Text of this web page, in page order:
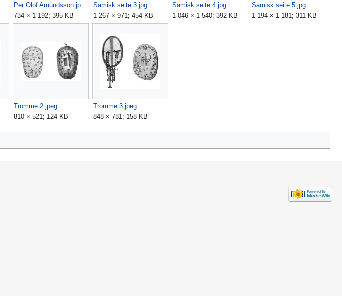
734 × 1 192; 395 KB
Samisk seite 3.jpg
1 267 × 971; 454 KB
Samisk seite 4.jpg
1 046 × 1 540; 392 KB
Samisk seite 5.jpg
1 194 × 1 181; 311 KB
Tromme 2.jpeg
810 × 521; 124 KB
Tromme 3.jpeg
848 × 781; 158 KB